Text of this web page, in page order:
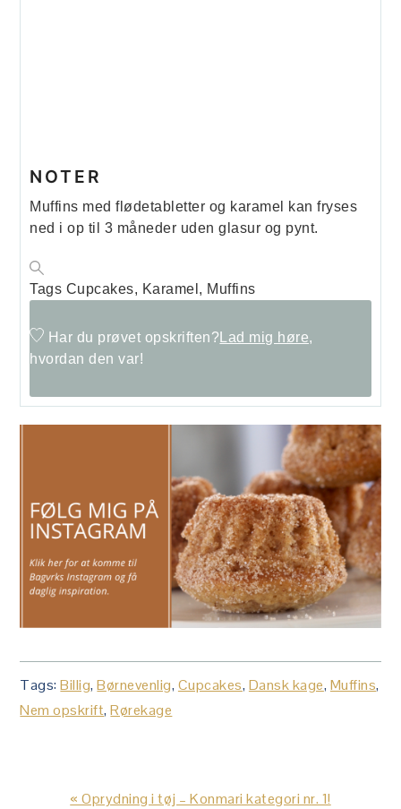
NOTER
Muffins med flødetabletter og karamel kan fryses
ned i op til 3 måneder uden glasur og pynt.
Tags Cupcakes, Karamel, Muffins
Har du prøvet opskriften? Lad mig høre,
hvordan den var!
Tags:Billig,Børnevenlig, Cupcakes, Dansk kage, Muffins,
Nem opskrift,Rørekage
Previous
« Oprydning i tøj – Konmari kategori nr. 1!